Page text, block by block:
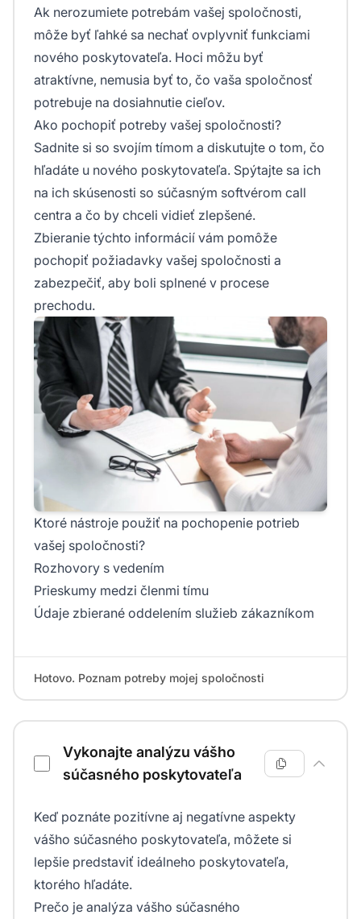
Ak nerozumiete potrebám vašej spoločnosti,
môže byť ľahké sa nechať ovplyvniť funkciami
nového poskytovateľa. Hoci môžu byť
atraktívne, nemusia byť to, čo vaša spoločnosť
potrebuje na dosiahnutie cieľov.
Ako pochopiť potreby vašej spoločnosti?
Sadnite si so svojím tímom a diskutujte o tom, čo
hľadáte u nového poskytovateľa. Spýtajte sa ich
na ich skúsenosti so súčasným softvérom call
centra a čo by chceli vidieť zlepšené.
Zbieranie týchto informácií vám pomôže
pochopiť požiadavky vašej spoločnosti a
zabezpečiť, aby boli splnené v procese
prechodu.
Ktoré nástroje použiť na pochopenie potrieb
vašej spoločnosti?
Rozhovory s vedením
Prieskumy medzi členmi tímu
Údaje zbierané oddelením služieb zákazníkom
Hotovo. Poznam potreby mojej spoločnosti
Vykonajte analýzu vášho
súčasného poskytovateľa
Keď poznáte pozitívne aj negatívne aspekty
vášho súčasného poskytovateľa, môžete si
lepšie predstaviť ideálneho poskytovateľa,
ktorého hľadáte.
Prečo je analýza vášho súčasného